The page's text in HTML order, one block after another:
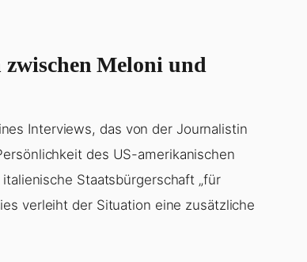
Meloni und
Interviews, das von der Journalistin
des US-amerikanischen
Staatsbürgerschaft „für
verleiht der Situation eine zusätzliche